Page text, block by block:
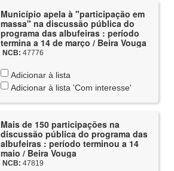
Município apela à "participação em
massa" na discussão pública do
programa das albufeiras : período
termina a 14 de março / Beira Vouga
NCB: 47776
Adicionar à lista
Adicionar à lista 'Com interesse'
Mais de 150 participações na
discussão pública do programa das
albufeiras : período terminou a 14
maio / Beira Vouga
NCB: 47819